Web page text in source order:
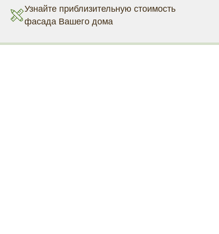
Узнайте приблизительную стоимость
фасада Вашего дома